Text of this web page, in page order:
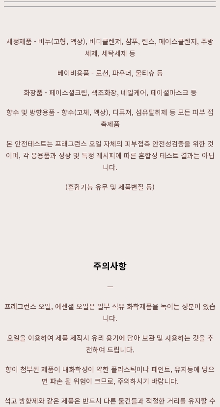
세정제품 - 비누(고형, 액상), 바디클렌져, 샴푸, 린스, 페이스클렌저, 주방
세제, 세탁세제 등
베이비용품 - 로션, 파우더, 물티슈 등
화장품 - 페이스셜크림, 색조화장, 네일케어, 페이셜마스크 등
향수 및 방향용품 - 향수(고체, 액상), 디퓨져, 섬유탈취제 등 모든 피부 접
촉제품
본 안전테스트는 프래그런스 오일 자체의 피부접촉 안전성검증을 위한 것
이며, 각 응용품과 성상 및 특정 레시피에 따른 혼합성 테스트 결과는 아닙
니다.
(혼합가능 유무 및 제품변질 등)
주의사항
ㅡ
프래그런스 오일, 에센셜 오일은 일부 석유 화학제품을 녹이는 성분이 있습
니다.
오일을 이용하여 제품 제작시 유리 용기에 담아 보관 및 사용하는 것을 추
천하여 드립니다.
향이 첨부된 제품이 내화학성이 약한 플라스틱이나 페인트, 유지등에 닿으
면 파손 될 위험이 크므로, 주의하시기 바랍니다.
석고 방향제와 같은 제품은 반드시 다른 물건들과 적절한 거리를 유지할 수